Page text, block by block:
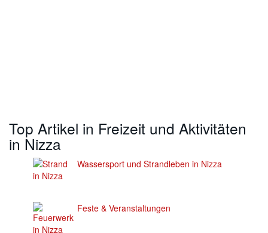
Top Artikel in Freizeit und Aktivitäten
in Nizza
Wassersport und Strandleben in Nizza
Feste & Veranstaltungen